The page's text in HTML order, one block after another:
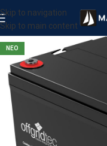
Skip to navigation
Skip to main content
ΝΕΟ